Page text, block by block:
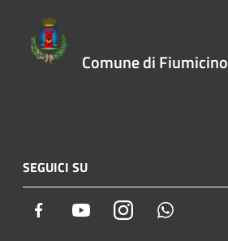
Comune di Fiumicino
SEGUICI SU
Facebook YoutubeInstagram